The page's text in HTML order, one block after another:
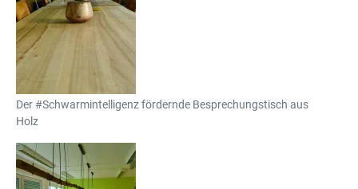
Der #Schwarmintelligenz fördernde Besprechungstisch aus
Holz